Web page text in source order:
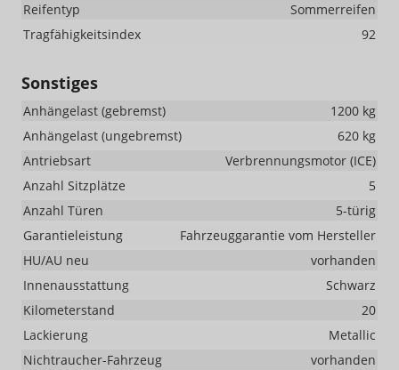
Reifentyp
Sommerreifen
Tragfähigkeitsindex
92
Sonstiges
Anhängelast (gebremst)
1200 kg
Anhängelast (ungebremst)
620 kg
Antriebsart
Verbrennungsmotor (ICE)
Anzahl Sitzplätze
5
Anzahl Türen
5-türig
Garantieleistung
Fahrzeuggarantie vom Hersteller
HU/AU neu
vorhanden
Innenausstattung
Schwarz
Kilometerstand
20
Lackierung
Metallic
Nichtraucher-Fahrzeug
vorhanden